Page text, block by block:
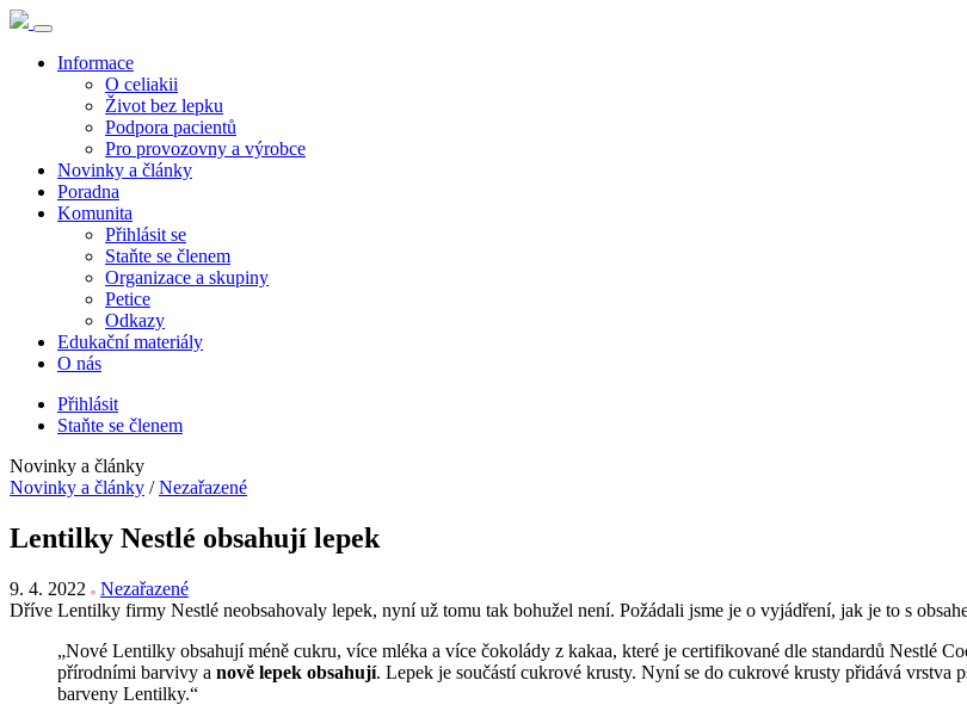
Informace
O celiakii
Život bez lepku
Podpora pacientů
Pro provozovny a výrobce
Novinky a články
Poradna
Komunita
Přihlásit se
Staňte se členem
Organizace a skupiny
Petice
Odkazy
Edukační materiály
O nás
Přihlásit
Staňte se členem
Novinky a články
Novinky a články / Nezařazené
Lentilky Nestlé obsahují lepek
9. 4. 2022
Nezařazené
Dříve Lentilky firmy Nestlé neobsahovaly lepek, nyní už tomu tak bohužel není. Požádali jsme je o vyjádření, jak je to s
„Nové Lentilky obsahují méně cukru, více mléka a více čokolády z kakaa, které je certifikované dle standardů Nestlé
přírodními barvivy a nově lepek obsahují. Lepek je součástí cukrové krusty. Nyní se do cukrové krusty přidává vrstva
barveny Lentilky.“